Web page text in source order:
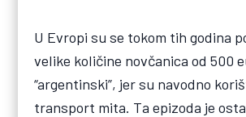
U Evropi su se tokom tih godina
velike količine novčanica od 500
“argentinski”, jer su navodno
transport mita. Ta epizoda je